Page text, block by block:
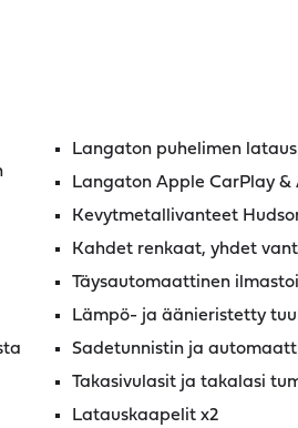
Langaton puhelimen lataus
Langaton Apple CarPlay &
Kevytmetallivanteet
Kahdet renkaat, yhdet
Täysautomaattinen
Lämpö- ja äänieristetty
Sadetunnistin ja
Takasivulasit ja takalasi
Latauskaapelit x2